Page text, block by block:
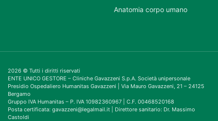
Anatomia corpo umano
2026 © Tutti i diritti riservati
ENTE UNICO GESTORE – Cliniche Gavazzeni S.p.A. Società unipersonale
Presidio Ospedaliero Humanitas Gavazzeni | Via Mauro Gavazzeni, 21 – 24125
Bergamo
Gruppo IVA Humanitas – P. IVA 10982360967 | C.F. 00468520168
Posta certificata: gavazzeni@legalmail.it | Direttore sanitario: Dr. Massimo
Castoldi